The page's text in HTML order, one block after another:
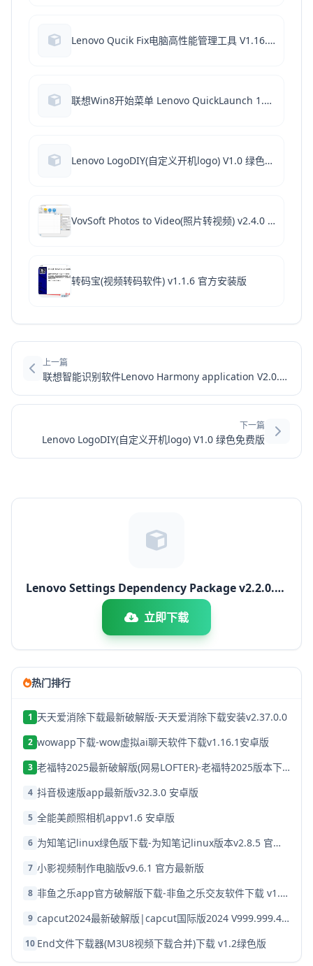
Lenovo Qucik Fix电脑高性能管理工具 V1.16.23.1229 免费绿色版
联想Win8开始菜单 Lenovo QuickLaunch 1.0.3.1 官方安装版
Lenovo LogoDIY(自定义开机logo) V1.0 绿色免费版
VovSoft Photos to Video(照片转视频) v2.4.0 免费版(附使用教程)
转码宝(视频转码软件) v1.1.6 官方安装版
上一篇
联想智能识别软件Lenovo Harmony application V2.0.0.0902 官方安装版
下一篇
Lenovo LogoDIY(自定义开机logo) V1.0 绿色免费版
Lenovo Settings Dependency Package v2.2.0.26
立即下载
热门排行
1 天天爱消除下载最新破解版-天天爱消除下载安装v2.37.0.0
2 wowapp下载-wow虚拟ai聊天软件下载v1.16.1安卓版
3 老福特2025最新破解版(网易LOFTER)-老福特2025版本下载v8.1.22
4 抖音极速版app最新版v32.3.0 安卓版
5 全能美颜照相机appv1.6 安卓版
6 为知笔记linux绿色版下载-为知笔记linux版本v2.8.5 官方破解版
7 小影视频制作电脑版v9.6.1 官方最新版
8 非鱼之乐app官方破解版下载-非鱼之乐交友软件下载 v1.3.9安卓版
9 capcut2024最新破解版|capcut国际版2024 V999.999.45 安卓版下载
10 End文件下载器(M3U8视频下载合并)下载 v1.2绿色版